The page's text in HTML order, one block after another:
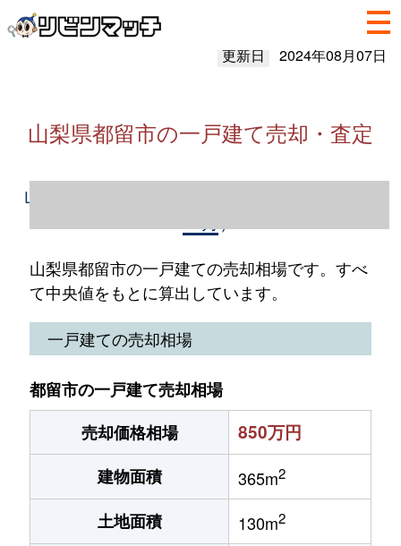
更新日 2024年08月07日
山梨県都留市の一戸建て売却・査定
山梨県都留市の一戸建て売却情報（2023年1
山梨県都留市の一戸建ての売却相場です。すべ
て中央値をもとに算出しています。
一戸建ての売却相場
都留市の一戸建て売却相場
売却価格相場
850万円
建物面積 365m2
土地面積 130m2